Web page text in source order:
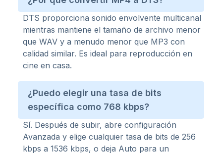
DTS proporciona sonido envolvente multicanal
mientras mantiene el tamaño de archivo menor
que WAV y a menudo menor que MP3 con
calidad similar. Es ideal para reproducción en
cine en casa.
¿Puedo elegir una tasa de bits
específica como 768 kbps?
Sí. Después de subir, abre configuración
Avanzada y elige cualquier tasa de bits de 256
kbps a 1536 kbps, o deja Auto para un